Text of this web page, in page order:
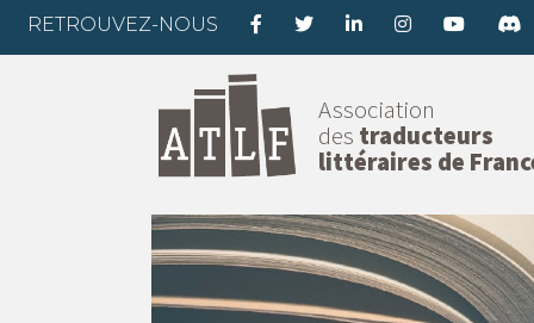
RETROUVEZ-NOUS
Association
des traducteurs
littéraires de